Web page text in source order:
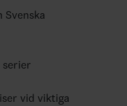
Svenska
serier
vid viktiga